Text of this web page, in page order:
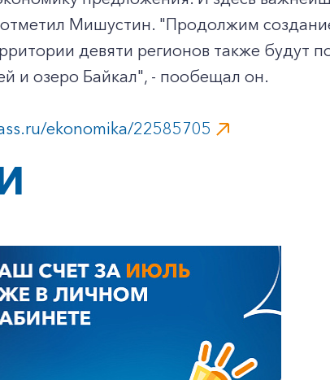
700-24-57
клиентам
отметил Мишустин. "Продолжим
девяти регионов также будут
и озеро Байкал", - пообещал он.
ekonomika/22585705